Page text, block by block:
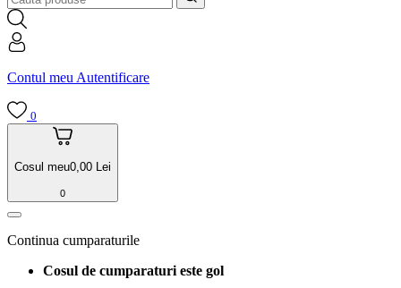
Contul meu Autentificare
0
Cosul meu0,00 Lei
0
Continua cumparaturile
Cosul de cumparaturi este gol